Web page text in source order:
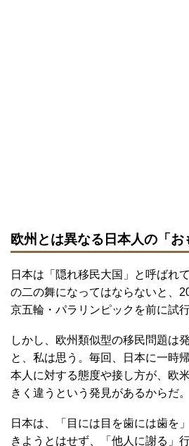
欧州とは異なる日本人の「
日本は「隠れ移民大国」と呼ばれ
の二の舞になってはならないと、
京五輪・パラリンピックを前に試
しかし、欧州類似型の移民問題は
と、私は思う。毎回、日本に一時
本人に対する態度や接し方が、欧
きく違うという発見があるからだ。
日本は、「目には目を歯には歯を
きようとはせず、「他人に謝る」